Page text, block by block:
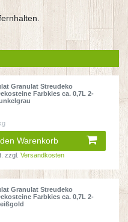
Granulat Streudeko
Farbkies ca. 0,7L 2-
Warenkorb
zzgl.Versandkosten
Granulat Streudeko
Farbkies ca. 0,7L 2-